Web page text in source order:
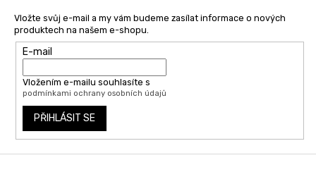
Vložte svůj e-mail a my vám budeme zasílat informace o nových
produktech na našem e-shopu.
E-mail
Vložením e-mailu souhlasíte s
podmínkami ochrany osobních údajů
PŘIHLÁSIT SE